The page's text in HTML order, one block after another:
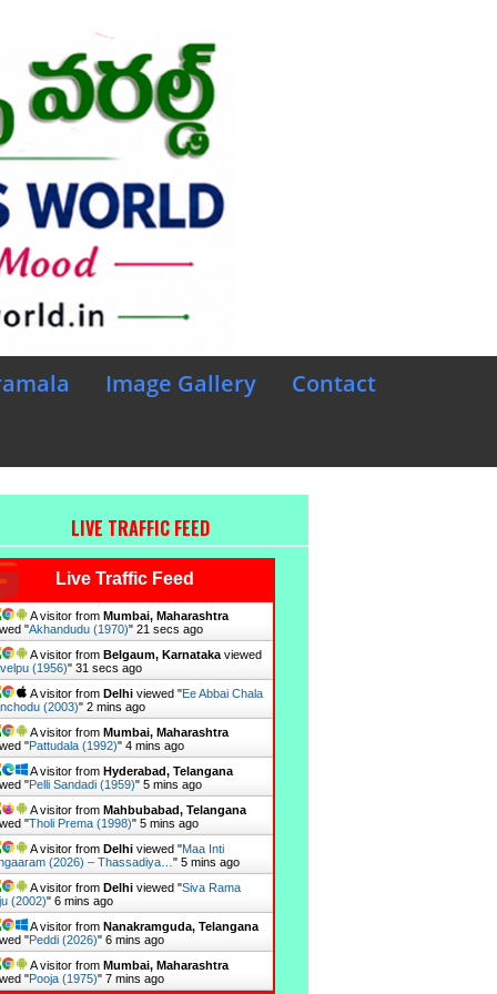
Image Gallery
Contact
LIVE TRAFFIC FEED
Live Traffic Feed
A visitor from Mumbai, Maharashtra
"Akhandudu (1970)" 22 secs ago
A visitor from Belgaum, Karnatakaviewed
(1956)" 32 secs ago
A visitor from Delhiviewed "Ee Abbai Chala
(2003)" 2 mins ago
A visitor from Mumbai, Maharashtra
"Pattudala (1992)" 4 mins ago
A visitor from Hyderabad, Telangana
"Pelli Sandadi (1959)" 5 mins ago
A visitor from Mahbubabad, Telangana
"Tholi Prema (1998)" 5 mins ago
A visitor from Delhiviewed "Maa Inti
(2026) – Thassadiya… " 5 mins ago
A visitor from Delhiviewed "Siva Rama
(2002)" 6 mins ago
A visitor from Nanakramguda, Telangana
"Peddi (2026)" 6 mins ago
A visitor from Mumbai, Maharashtra
"Pooja (1975)" 7 mins ago